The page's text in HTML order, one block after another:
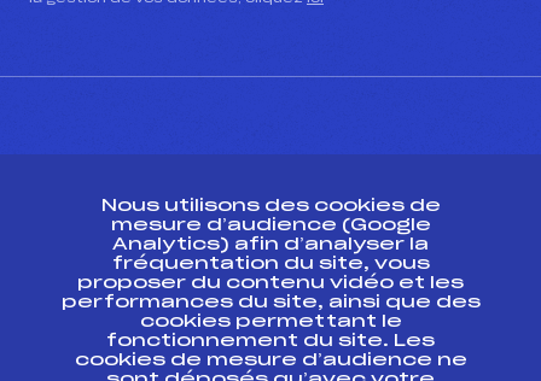
Ressources
Pass’Neige
Projet sportif fédéral
Projet de performance fédéral
Nous utilisons des cookies de
mesure d’audience (Google
Analytics) afin d’analyser la
fréquentation du site, vous
proposer du contenu vidéo et les
performances du site, ainsi que des
cookies permettant le
fonctionnement du site. Les
cookies de mesure d’audience ne